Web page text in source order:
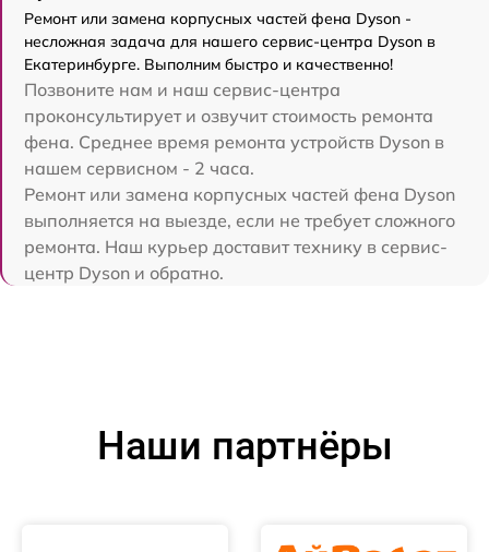
Ремонт или замена корпусных частей фена Dyson -
несложная задача для нашего сервис-центра Dyson в
Екатеринбурге. Выполним быстро и качественно!
Позвоните нам и наш сервис-центра
проконсультирует и озвучит стоимость ремонта
фена. Среднее время ремонта устройств Dyson в
нашем сервисном - 2 часа.
Ремонт или замена корпусных частей фена Dyson
выполняется на выезде, если не требует сложного
ремонта. Наш курьер доставит технику в сервис-
центр Dyson и обратно.
Наши партнёры